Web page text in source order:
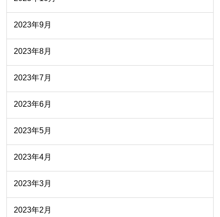
2023年9月
2023年8月
2023年7月
2023年6月
2023年5月
2023年4月
2023年3月
2023年2月